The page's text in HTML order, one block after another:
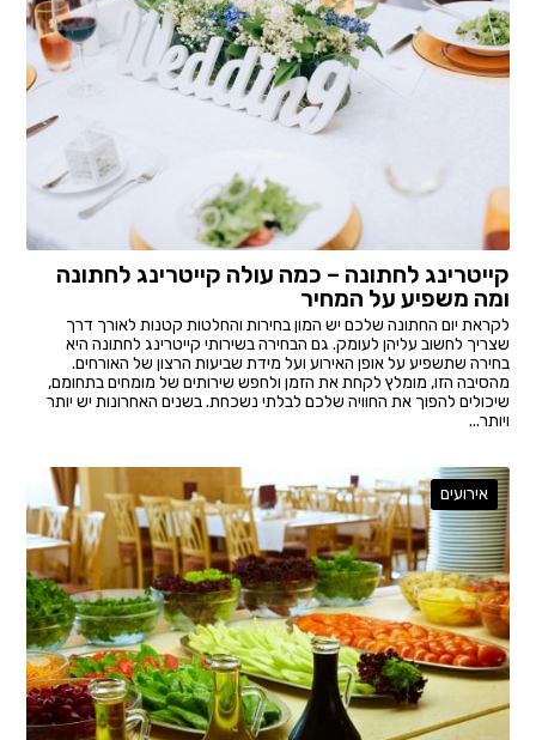
קייטרינג לחתונה – כמה עולה קייטרינג לחתונה
ומה משפיע על המחיר
לקראת יום החתונה שלכם יש המון בחירות והחלטות קטנות לאורך דרך
שצריך לחשוב עליהן לעומק. גם הבחירה בשירותי קייטרינג לחתונה היא
בחירה שתשפיע על אופן האירוע ועל מידת שביעות הרצון של האורחים.
מהסיבה הזו, מומלץ לקחת את הזמן ולחפש שירותים של מומחים בתחומם,
שיכולים להפוך את החוויה שלכם לבלתי נשכחת. בשנים האחרונות יש יותר
ויותר...
אירועים